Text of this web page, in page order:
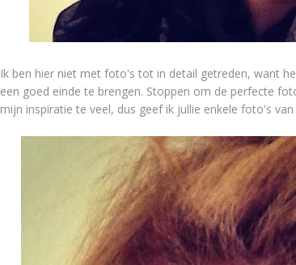
Ik ben hier niet met foto's tot in detail getreden, want
een goed einde te brengen. Stoppen om de perfecte
mijn inspiratie te veel, dus geef ik jullie enkele foto's